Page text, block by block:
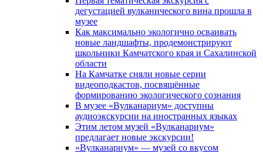
дегустацией вулканического вина прошла в
музее
Как максимально экологично осваивать
новые ландшафты, продемонстрируют
школьники Камчатского края и Сахалинской
области
На Камчатке сняли новые серии
видеоподкастов, посвящённые
формированию экологического сознания
В музее «Вулканариум» доступны
аудиоэкскурсии на иностранных языках
Этим летом музей «Вулканариум»
предлагает новые экскурсии!
«Вулканариум» — музей со вкусом